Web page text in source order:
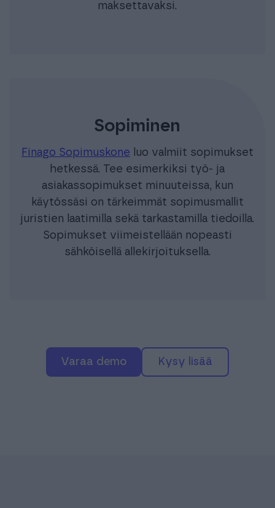
maksettavaksi.
Sopiminen
Finago Sopimuskone luo valmiit sopimukset
hetkessä. Tee esimerkiksi työ- ja
asiakassopimukset minuuteissa, kun
käytössäsi on tärkeimmät sopimusmallit
juristien laatimilla sekä tarkastamilla tiedoilla.
Sopimukset viimeistellään nopeasti
sähköisellä allekirjoituksella.
varaa demo Kysy lisää